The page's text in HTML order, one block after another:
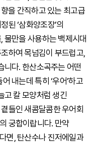
을 간직하고 있는 최고급
된 ‘삼화양조장’의
물만을 사용하는 백제시대
하여 목넘김이 부드럽고,
니다. 한산소곡주는 어떤
내는데 특히 ‘우어’하고
고 칼 모양처럼 생긴
들인 새콤달콤한 우어회
궁합이랍니다. 만약
면, 탄산수나 진저에일과